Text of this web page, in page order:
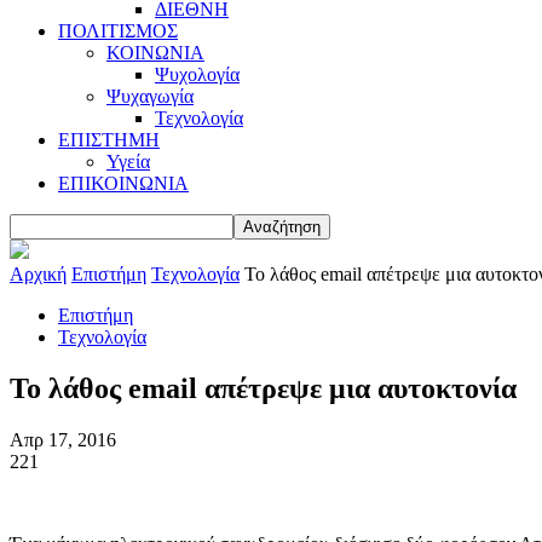
ΔΙΕΘΝΗ
ΠΟΛΙΤΙΣΜΟΣ
ΚΟΙΝΩΝΙΑ
Ψυχολογία
Ψυχαγωγία
Τεχνολογία
ΕΠΙΣΤΗΜΗ
Υγεία
ΕΠΙΚΟΙΝΩΝΙΑ
Αρχική Επιστήμη Τεχνολογία Το λάθος email απέτρεψε μια
Επιστήμη
Τεχνολογία
Το λάθος email απέτρεψε μια αυτοκτονία
Απρ 17, 2016
221